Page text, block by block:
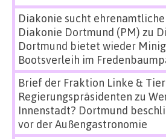
Diakonie sucht
Diakonie Dortmund (PM) zu
Dortmund bietet wieder
Bootsverleih im
Brief der Fraktion Linke &
Regierungspräsidenten zu
Innenstadt? Dortmund
vor der Außengastronomie